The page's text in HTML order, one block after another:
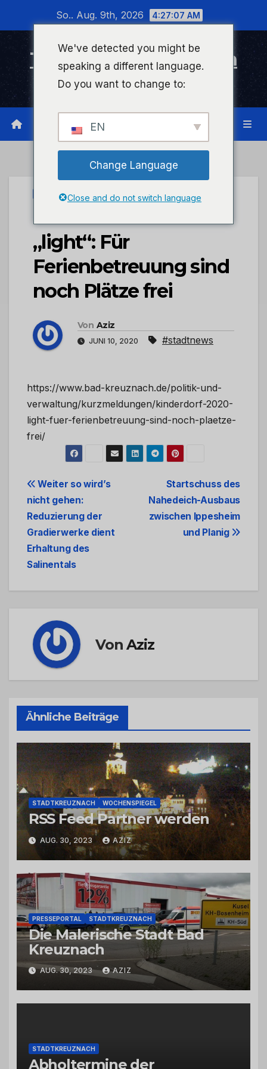
wechseln
So.. Aug. 9th, 2026 4:27:07 AM
Timeline Bad Kreuznach
Infonetzwerk für Bad Kreuznach
STADTKREUZNACH
Kinderdorf 2020
„light“: Für
Ferienbetreuung sind
noch Plätze frei
Von Aziz
JUNI 10, 2020 #stadtnews
https://www.bad-kreuznach.de/politik-und-
verwaltung/kurzmeldungen/kinderdorf-2020-
light-fuer-ferienbetreuung-sind-noch-plaetze-
frei/
Beitrags-
Navigation
Startschuss des
Nahedeich-Ausbaus
zwischen Ippesheim
und Planig
Weiter so wird’s
nicht gehen:
Reduzierung der
Gradierwerke dient
Erhaltung des
Salinentals
VonAziz
Ähnliche Beiträge
STADTKREUZNACH WOCHENSPIEGEL
RSS Feed Partner werden
AUG. 30, 2023 AZIZ
PRESSEPORTAL STADTKREUZNACH
Die Malerische Stadt Bad
Kreuznach
AUG. 30, 2023 AZIZ
STADTKREUZNACH
Abholtermine der
We've detected you might be
speaking a different language.
Do you want to change to:
EN
Change Language
Close and do not switch language